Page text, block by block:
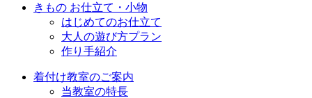
きもの お仕立て・小物
はじめてのお仕立て
大人の遊び方プラン
作り手紹介
着付け教室のご案内
当教室の特長